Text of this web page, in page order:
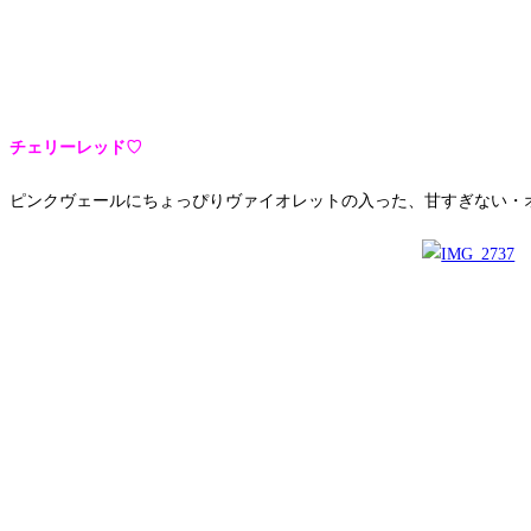
チェリーレッド♡
ピンクヴェールにちょっぴりヴァイオレットの入った、甘すぎない・